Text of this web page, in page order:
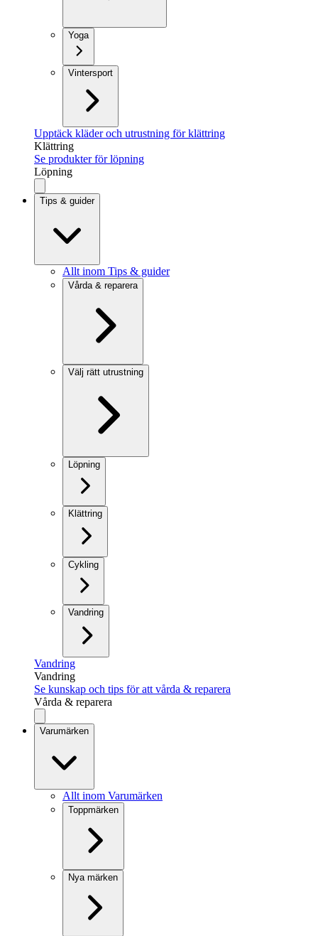
Yoga
Vintersport
Upptäck kläder och utrustning för klättring
Klättring
Se produkter för löpning
Löpning
Tips & guider
Allt inom Tips & guider
Vårda & reparera
Välj rätt utrustning
Löpning
Klättring
Cykling
Vandring
Vandring
Vandring
Se kunskap och tips för att vårda & reparera
Vårda & reparera
Varumärken
Allt inom Varumärken
Toppmärken
Nya märken